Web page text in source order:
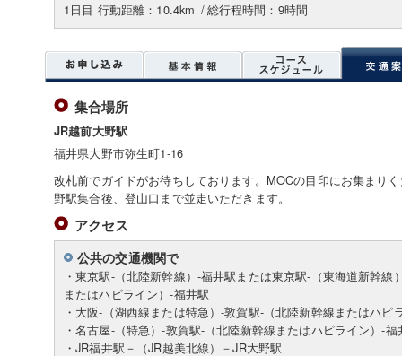
1日目 行動距離：10.4km /総行程時間：9時間
集合場所
JR越前大野駅
福井県大野市弥生町1-16
改札前でガイドがお待ちしております。MOCの目印にお集まり
野駅集合後、登山口まで並走いただきます。
アクセス
公共の交通機関で
・東京駅-（北陸新幹線）-福井駅または東京駅-（東海道新幹
またはハピライン）-福井駅
・大阪-（湖西線または特急）-敦賀駅-（北陸新幹線またはハピ
・名古屋-（特急）-敦賀駅-（北陸新幹線またはハピライン）-福
・JR福井駅－（JR越美北線）－JR大野駅